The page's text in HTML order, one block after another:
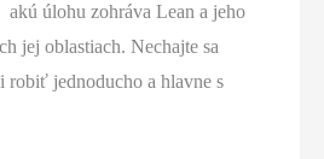
úlohu zohráva Lean a jeho
jej oblastiach. Nechajte sa
robiť jednoducho a hlavne s